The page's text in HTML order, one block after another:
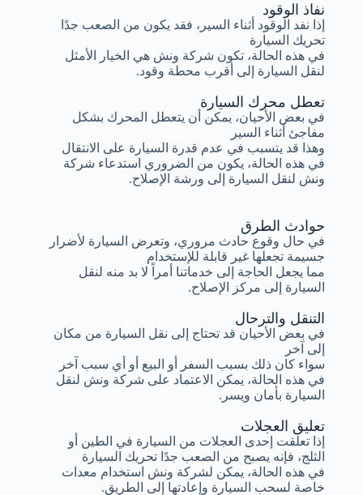
تعطل محرك السيارة
في بعض الأحيان، يمكن أن يتعطل المحرك بشكل
مفاجئ أثناء السير
وهذا قد يتسبب في عدم قدرة السيارة على الانتقال
في هذه الحالة، يكون من الضروري استدعاء شركة
ونش لنقل السيارة إلى ورشة الإصلاح.
نفاذ الوقود
إذا نفد الوقود أثناء السير، فقد يكون من الصعب جدًا
تحريك السيارة
في هذه الحالة، تكون شركة ونش هي الخيار الأمثل
لنقل السيارة إلى أقرب محطة وقود.
تعليق العجلات
إذا تعلقت إحدى العجلات من السيارة في الطين أو
الثلج، فإنه يصبح من الصعب جدًا تحريك السيارة
في هذه الحالة، يمكن لشركة ونش استخدام معدات
خاصة لسحب السيارة وإعادتها إلى الطريق.
التنقل والترحال
في بعض الأحيان قد تحتاج إلى نقل السيارة من مكان
إلى آخر
سواء كان ذلك بسبب السفر أو البيع أو أي سبب آخر
في هذه الحالة، يمكن الاعتماد على شركة ونش لنقل
السيارة بأمان ويسر.
حوادث الطرق
في حال وقوع حادث مروري، وتعرض السيارة لأضرار
جسيمة تجعلها غير قابلة للإستخدام
مما يجعل الحاجة إلى خدماتنا أمراً لا بد منه لنقل
السيارة إلى مركز الإصلاح.